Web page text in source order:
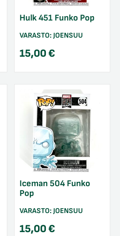
Hulk 451 Funko Pop
VARASTO: JOENSUU
15,00€
Iceman 504 Funko
Pop
VARASTO: JOENSUU
15,00€